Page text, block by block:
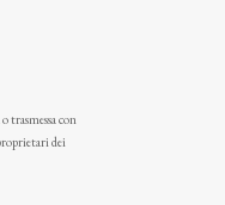
trasmessa con
dei